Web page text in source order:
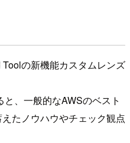
の新機能カスタムレンズ
、一般的なAWSのベスト
たノウハウやチェック観点